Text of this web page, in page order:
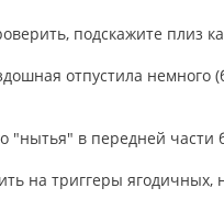
подскажите плиз
отпустила немного
"нытья" в передней
на триггеры